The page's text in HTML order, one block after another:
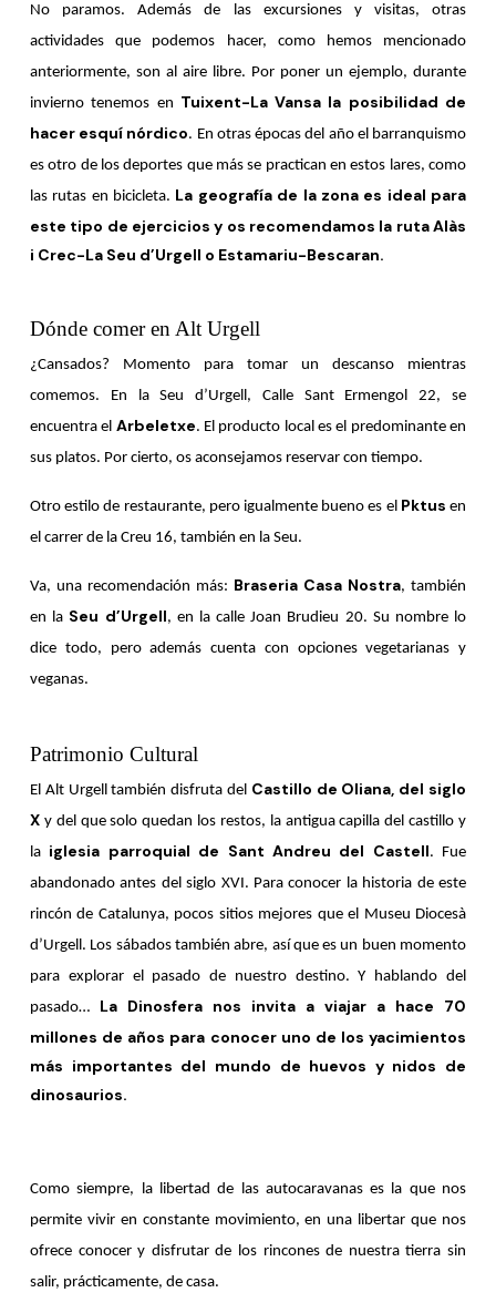
No paramos. Además de las excursiones y visitas, otras
actividades que podemos hacer, como hemos mencionado
anteriormente, son al aire libre. Por poner un ejemplo, durante
invierno tenemos en Tuixent-La Vansa la posibilidad de
hacer esquí nórdico. En otras épocas del año el barranquismo
es otro de los deportes que más se practican en estos lares, como
las rutas en bicicleta. La geografía de la zona es ideal para
este tipo de ejercicios y os recomendamos la ruta Alàs
i Crec-La Seu d’Urgell o Estamariu-Bescaran.
Dónde comer en Alt Urgell
¿Cansados? Momento para tomar un descanso mientras
comemos. En la Seu d’Urgell, Calle Sant Ermengol 22, se
encuentra el Arbeletxe. El producto local es el predominante en
sus platos. Por cierto, os aconsejamos reservar con tiempo.
Otro estilo de restaurante, pero igualmente bueno es el Pktus en
el carrer de la Creu 16, también en la Seu.
Va, una recomendación más: Braseria Casa Nostra, también
en la Seu d’Urgell, en la calle Joan Brudieu 20. Su nombre lo
dice todo, pero además cuenta con opciones vegetarianas y
veganas.
Patrimonio Cultural
El Alt Urgell también disfruta del Castillo de Oliana, del siglo
X y del que solo quedan los restos, la antigua capilla del castillo y
la iglesia parroquial de Sant Andreu del Castell. Fue
abandonado antes del siglo XVI. Para conocer la historia de este
rincón de Catalunya, pocos sitios mejores que el Museu Diocesà
d’Urgell. Los sábados también abre, así que es un buen momento
para explorar el pasado de nuestro destino. Y hablando del
pasado… La Dinosfera nos invita a viajar a hace 70
millones de años para conocer uno de los yacimientos
más importantes del mundo de huevos y nidos de
dinosaurios.
Como siempre, la libertad de las autocaravanas es la que nos
permite vivir en constante movimiento, en una libertar que nos
ofrece conocer y disfrutar de los rincones de nuestra tierra sin
salir, prácticamente, de casa.